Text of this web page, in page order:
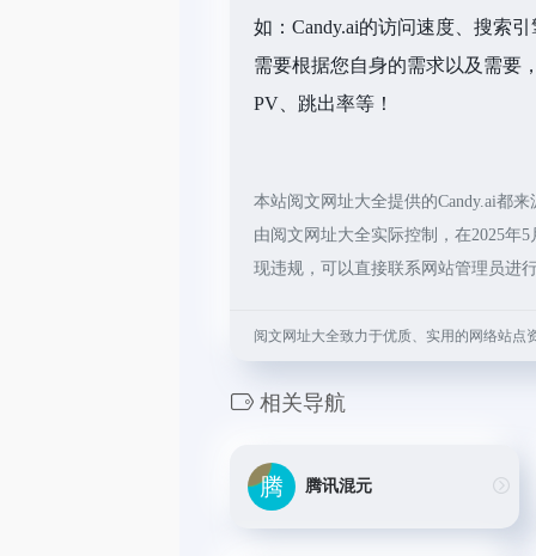
如：Candy.ai的访问速度、搜索
需要根据您自身的需求以及需要
PV、跳出率等！
本站阅文网址大全提供的Candy.ai都
由阅文网址大全实际控制，在2025年
现违规，可以直接联系网站管理员进
阅文网址大全致力于优质、实用的网络站点
相关导航
腾讯混元